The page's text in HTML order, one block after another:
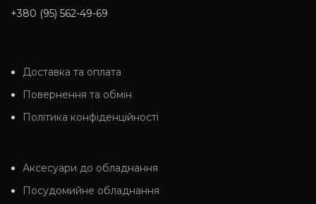
+380 (95) 562-49-69
Доставка та оплата
Повернення та обмін
Політика конфіденційності
Аксесуари до обладнання
Посудомийне обладнання